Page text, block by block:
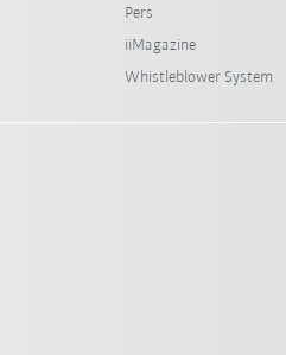
Pers
iiMagazine
Whistleblower System